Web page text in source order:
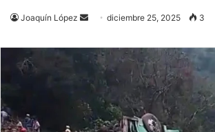
Joaquín López
Send
email
diciembre 25, 2025 3